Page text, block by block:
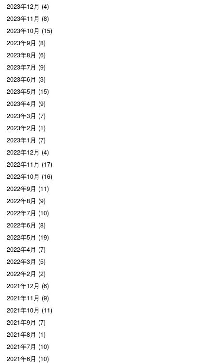
2023年12月 (4)
2023年11月 (8)
2023年10月 (15)
2023年9月 (8)
2023年8月 (6)
2023年7月 (9)
2023年6月 (3)
2023年5月 (15)
2023年4月 (9)
2023年3月 (7)
2023年2月 (1)
2023年1月 (7)
2022年12月 (4)
2022年11月 (17)
2022年10月 (16)
2022年9月 (11)
2022年8月 (9)
2022年7月 (10)
2022年6月 (8)
2022年5月 (19)
2022年4月 (7)
2022年3月 (5)
2022年2月 (2)
2021年12月 (6)
2021年11月 (9)
2021年10月 (11)
2021年9月 (7)
2021年8月 (1)
2021年7月 (10)
2021年6月 (10)